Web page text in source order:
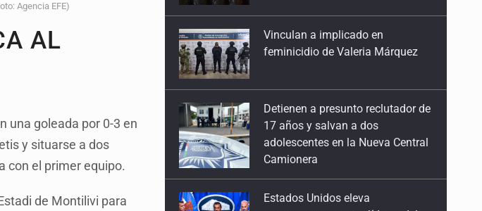
Agencia EFE)
AL
una goleada por 0-3 en
y situarse a dos
con el primer equipo.
de Montilivi para
Detienen a presunto reclutador de
17 años y salvan a dos
Camionera
Estados Unidos eleva
recompensas contra líderes del
CJNG
Mueren cuatro personas por